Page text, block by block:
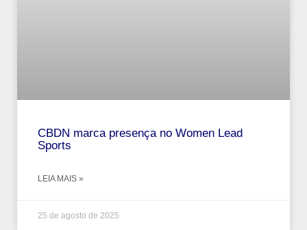
CBDN marca presença no Women Lead
Sports
LEIA MAIS »
25 de agosto de 2025